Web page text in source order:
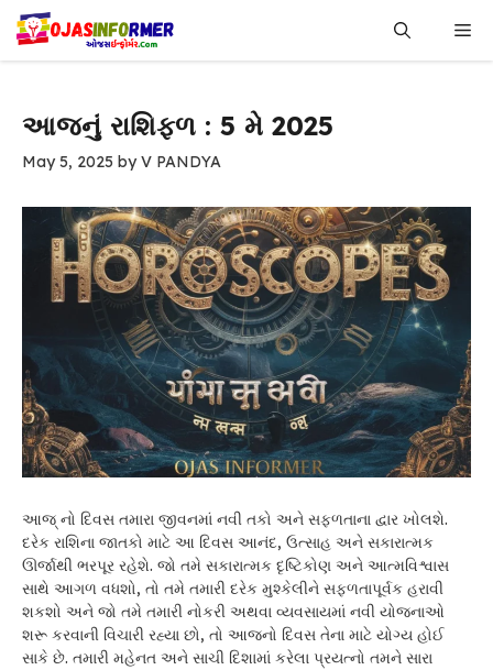
Skip
content
આજનું રાશિફળ : 5 મે 2025
May 5, 2025 byV PANDYA
આજ્ નો દિવસ તમારા જીવનમાં નવી તકો અને સફળતાના દ્વાર ખોલશે.
દરેક રાશિના જાતકો માટે આ દિવસ આનંદ, ઉત્સાહ અને સકારાત્મક
ઊર્જાથી ભરપૂર રહેશે. જો તમે સકારાત્મક દૃષ્ટિકોણ અને આત્મવિશ્વાસ
સાથે આગળ વધશો, તો તમે તમારી દરેક મુશ્કેલીને સફળતાપૂર્વક હરાવી
શકશો અને જો તમે તમારી નોકરી અથવા વ્યવસાયમાં નવી યોજનાઓ
શરૂ કરવાની વિચારી રહ્યા છો, તો આજનો દિવસ તેના માટે યોગ્ય હોઈ
સાકે છે. તમારી મહેનત અને સાચી દિશામાં કરેલા પ્રયત્નો તમને સારા